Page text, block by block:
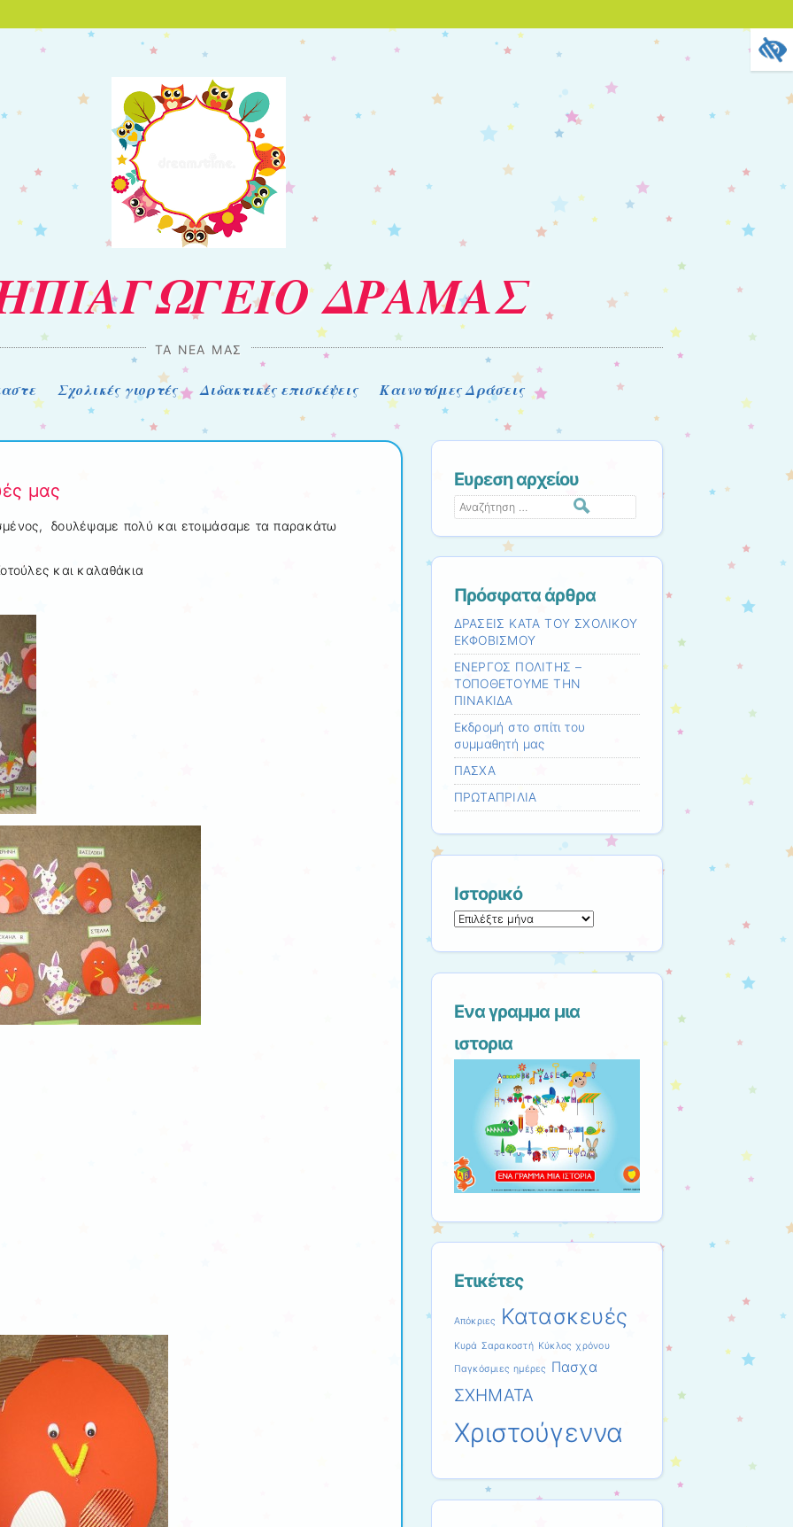
ΔΡΑΜΑΣ
ΤΑ ΝΈΑ ΜΑΣ
Σχολικές γιορτές Διδακτικές επισκέψεις Καινοτόμες Δράσεις
μας
δουλέψαμε πολύ και ετοιμάσαμε τα παρακάτω
και καλαθάκια
Ευρεση αρχείου
Αναζήτηση
Πρόσφατα άρθρα
ΔΡΑΣΕΙΣ ΚΑΤΑ ΤΟΥ ΣΧΟΛΙΚΟΥ
ΕΚΦΟΒΙΣΜΟΥ
ΕΝΕΡΓΟΣ ΠΟΛΙΤΗΣ –
ΤΟΠΟΘΕΤΟΥΜΕ ΤΗΝ
ΠΙΝΑΚΙΔΑ
Εκδρομή στο σπίτι του
συμμαθητή μας
ΠΑΣΧΑ
ΠΡΩΤΑΠΡΙΛΙΑ
Ιστορικό
Ιστορικό
Ενα γραμμα μια
ιστορια
Ετικέτες
Απόκριες Κατασκευές
Κυρά Σαρακοστή Κύκλος χρόνου
Παγκόσμιες ημέρες
Πασχα
ΣΧΗΜΑΤΑ
Χριστούγεννα